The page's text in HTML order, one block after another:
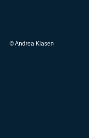
© Andrea Klasen